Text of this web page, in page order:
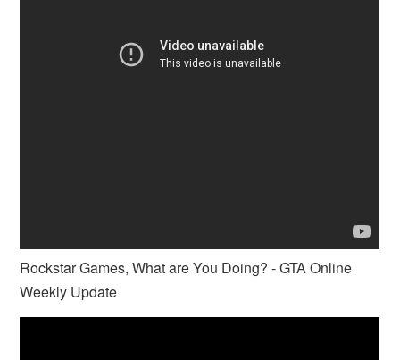
Rockstar Games, What are You Doing? - GTA Online
Weekly Update